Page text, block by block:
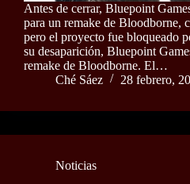
Antes de cerrar, Bluepoint
para un remake de Bloodborne,
pero el proyecto fue bloqueado
su desaparición, Bluepoint
remake de Bloodborne. El…
Ché Sáez
28 febrero,
Noticias